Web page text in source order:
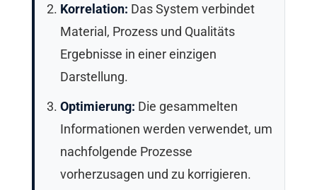
Korrelation: Das System verbindet
Material, Prozess und Qualitäts
Ergebnisse in einer einzigen
Darstellung.
Optimierung: Die gesammelten
Informationen werden verwendet, um
nachfolgende Prozesse
vorherzusagen und zu korrigieren.